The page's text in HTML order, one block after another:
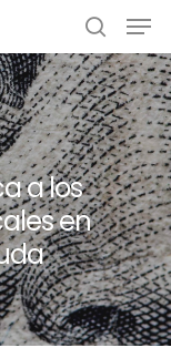
a los
en